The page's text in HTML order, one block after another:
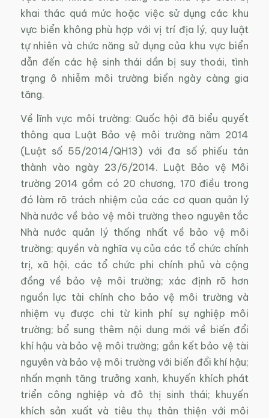
khai thác quá mức hoặc việc sử dụng các khu
vực biển không phù hợp với vị trí địa lý, quy luật
tự nhiên và chức năng sử dụng của khu vực biển
dẫn đến các hệ sinh thái dần bị suy thoái, tình
trạng ô nhiễm môi trường biển ngày càng gia
tăng.
Về lĩnh vực môi trường: Quốc hội đã biểu quyết
thông qua Luật Bảo vệ môi trường năm 2014
(Luật số 55/2014/QH13) với đa số phiếu tán
thành vào ngày 23/6/2014. Luật Bảo vệ Môi
trường 2014 gồm có 20 chương, 170 điều trong
đó làm rõ trách nhiệm của các cơ quan quản lý
Nhà nước về bảo vệ môi trường theo nguyên tắc
Nhà nước quản lý thống nhất về bảo vệ môi
trường; quyền và nghĩa vụ của các tổ chức chính
trị, xã hội, các tổ chức phi chính phủ và cộng
đồng về bảo vệ môi trường; xác định rõ hơn
nguồn lực tài chính cho bảo vệ môi trường và
nhiệm vụ được chi từ kinh phí sự nghiệp môi
trường; bổ sung thêm nội dung mới về biến đổi
khí hậu và bảo vệ môi trường; gắn kết bảo vệ tài
nguyên và bảo vệ môi trường với biến đổi khí hậu;
nhấn mạnh tăng trưởng xanh, khuyến khích phát
triển công nghiệp và đô thị sinh thái; khuyến
khích sản xuất và tiêu thụ thân thiện với môi